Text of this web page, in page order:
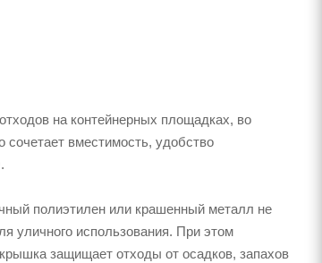
на контейнерных площадках, во
сочетает вместимость, удобство
полиэтилен или крашенный металл не
уличного использования. При этом
защищает отходы от осадков, запахов